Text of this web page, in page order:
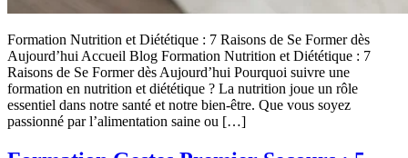
Formation Nutrition et Diététique : 7 Raisons de Se Former dès
Aujourd’hui Accueil Blog Formation Nutrition et Diététique : 7
Raisons de Se Former dès Aujourd’hui Pourquoi suivre une
formation en nutrition et diététique ? La nutrition joue un rôle
essentiel dans notre santé et notre bien-être. Que vous soyez
passionné par l’alimentation saine ou […]